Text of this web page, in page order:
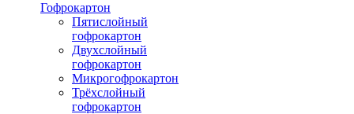
Гофрокартон
Пятислойный
гофрокартон
Двухслойный
гофрокартон
Микрогофрокартон
Трёхслойный
гофрокартон